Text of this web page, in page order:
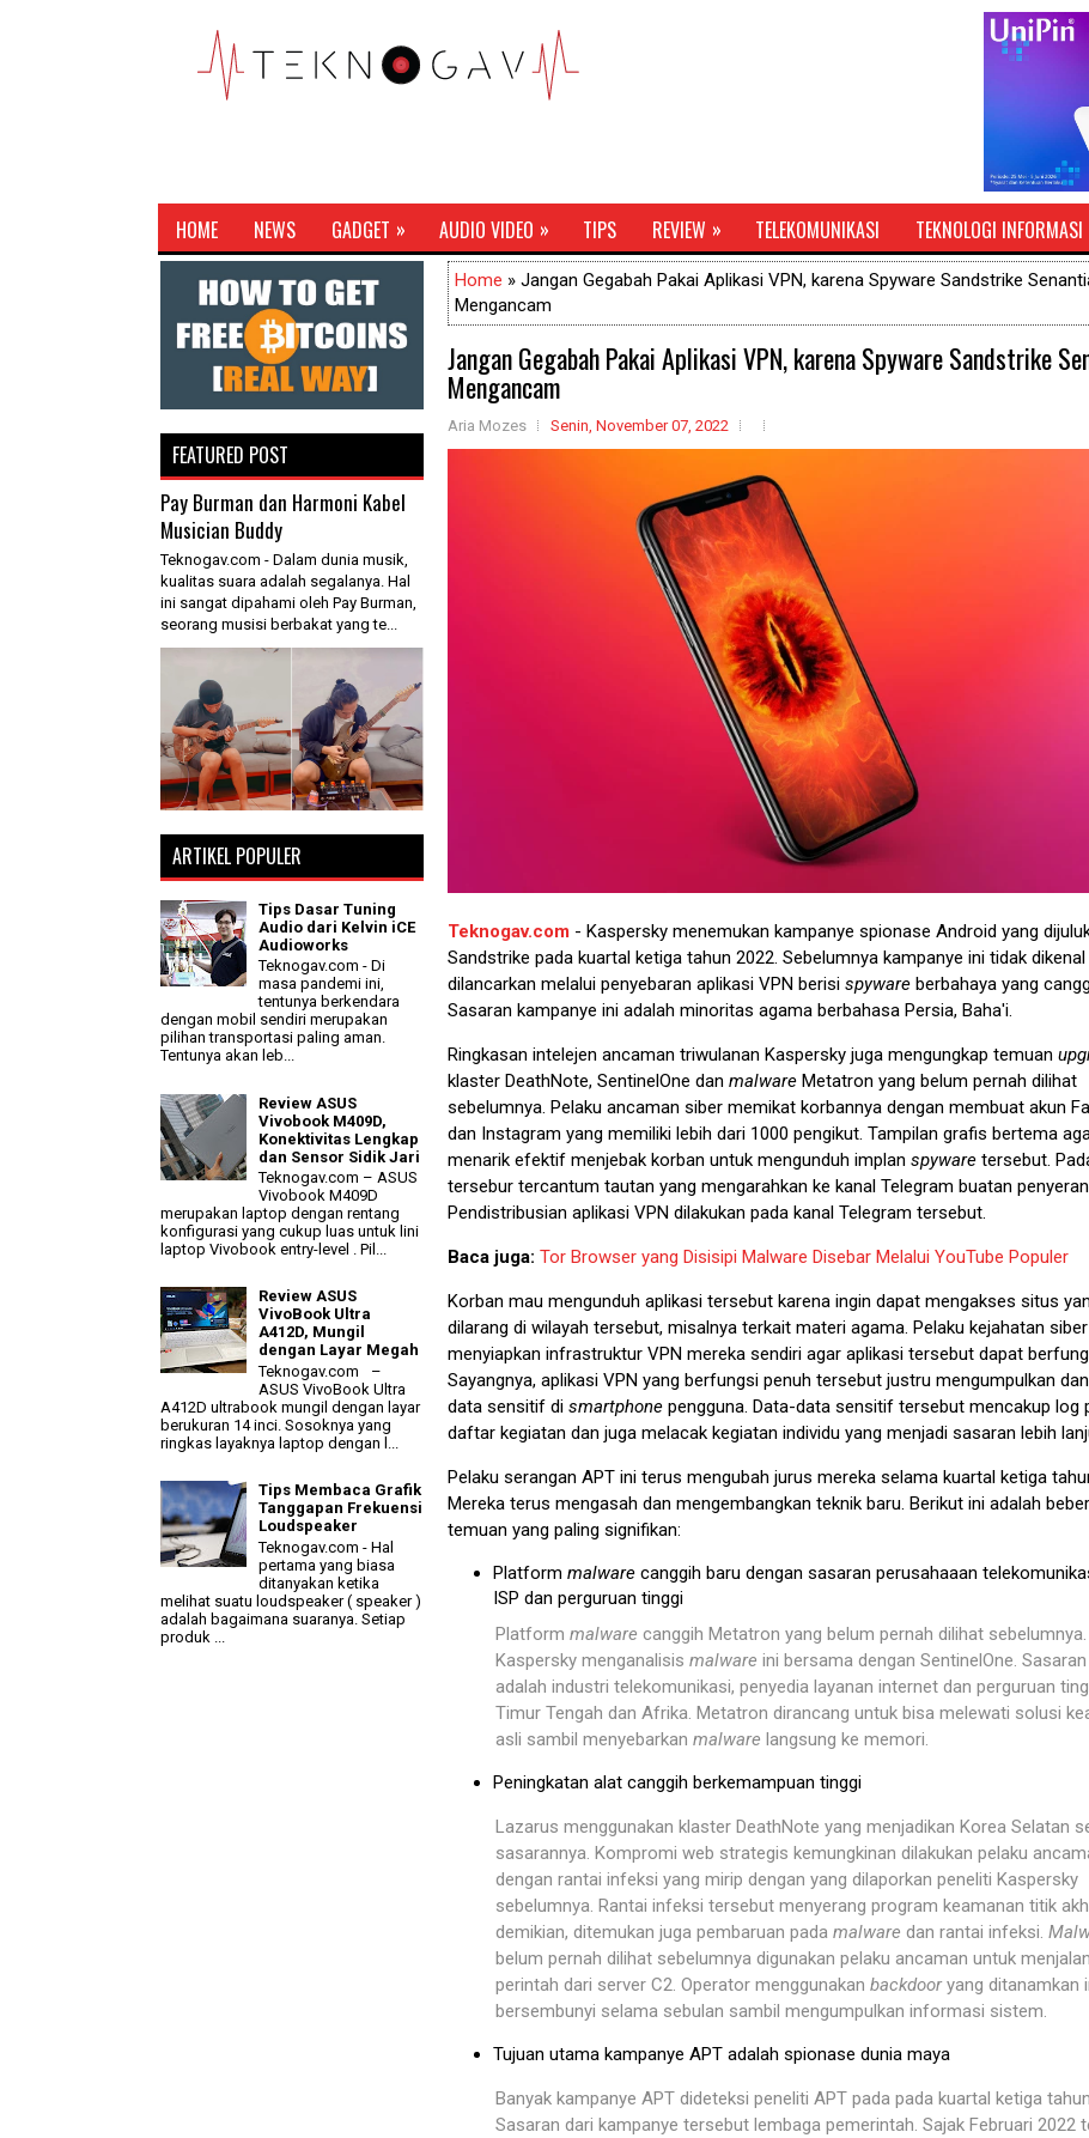
HOME NEWS GADGET » AUDIO VIDEO » TIPS REVIEW » TELEKOMUNIKASI TEKNOLOGI INFORMASI
Home » Jangan Gegabah Pakai Aplikasi VPN, karena Spyware Sandstrike
Mengancam
Jangan Gegabah Pakai Aplikasi VPN, karena Spyware Sandstrike
Mengancam
Aria Mozes Senin, November 07, 2022
Teknogav.com - Kaspersky menemukan kampanye spionase Android yang
Sandstrike pada kuartal ketiga tahun 2022. Sebelumnya kampanye ini tidak dikenal
dilancarkan melalui penyebaran aplikasi VPN berisi spyware berbahaya yang
Sasaran kampanye ini adalah minoritas agama berbahasa Persia, Baha'i.
Ringkasan intelejen ancaman triwulanan Kaspersky juga mengungkap temuan
klaster DeathNote, SentinelOne dan malware Metatron yang belum pernah dilihat
sebelumnya. Pelaku ancaman siber memikat korbannya dengan membuat akun
dan Instagram yang memiliki lebih dari 1000 pengikut. Tampilan grafis bertema
menarik efektif menjebak korban untuk mengunduh implan spyware tersebut.
tersebur tercantum tautan yang mengarahkan ke kanal Telegram buatan
Pendistribusian aplikasi VPN dilakukan pada kanal Telegram tersebut.
Baca juga: Tor Browser yang Disisipi Malware Disebar Melalui YouTube Populer
Korban mau mengunduh aplikasi tersebut karena ingin dapat mengakses situs
dilarang di wilayah tersebut, misalnya terkait materi agama. Pelaku kejahatan siber
menyiapkan infrastruktur VPN mereka sendiri agar aplikasi tersebut dapat
Sayangnya, aplikasi VPN yang berfungsi penuh tersebut justru mengumpulkan
data sensitif di smartphone pengguna. Data-data sensitif tersebut mencakup log
daftar kegiatan dan juga melacak kegiatan individu yang menjadi sasaran lebih
Pelaku serangan APT ini terus mengubah jurus mereka selama kuartal ketiga
Mereka terus mengasah dan mengembangkan teknik baru. Berikut ini adalah
temuan yang paling signifikan:
Platform malwarecanggih baru dengan sasaran perusahaaan
ISP dan perguruan tinggi
Platform malware canggih Metatron yang belum pernah dilihat
Kaspersky menganalisis malware ini bersama dengan SentinelOne.
adalah industri telekomunikasi, penyedia layanan internet dan perguruan
Timur Tengah dan Afrika. Metatron dirancang untuk bisa melewati solusi
asli sambil menyebarkan malware langsung ke memori.
Peningkatan alat canggih berkemampuan tinggi
Lazarus menggunakan klaster DeathNote yang menjadikan Korea Selatan
sasarannya. Kompromi web strategis kemungkinan dilakukan pelaku
dengan rantai infeksi yang mirip dengan yang dilaporkan peneliti Kaspersky
sebelumnya. Rantai infeksi tersebut menyerang program keamanan titik
demikian, ditemukan juga pembaruan pada malware dan rantai infeksi.
belum pernah dilihat sebelumnya digunakan pelaku ancaman untuk
perintah dari server C2. Operator menggunakan backdooryang ditanamkan
bersembunyi selama sebulan sambil mengumpulkan informasi sistem.
Tujuan utama kampanye APT adalah spionase dunia maya
Banyak kampanye APT dideteksi peneliti APT pada pada kuartal ketiga
Sasaran dari kampanye tersebut lembaga pemerintah. Sajak Februari 2022
FEATURED POST
Pay Burman dan Harmoni Kabel
Musician Buddy
Teknogav.com - Dalam dunia musik,
kualitas suara adalah segalanya. Hal
ini sangat dipahami oleh Pay Burman,
seorang musisi berbakat yang te...
ARTIKEL POPULER
Tips Dasar Tuning
Audio dari Kelvin iCE
Audioworks
Teknogav.com - Di
masa pandemi ini,
tentunya berkendara
dengan mobil sendiri merupakan
pilihan transportasi paling aman.
Tentunya akan leb...
Review ASUS
Vivobook M409D,
Konektivitas Lengkap
dan Sensor Sidik Jari
Teknogav.com – ASUS
Vivobook M409D
merupakan laptop dengan rentang
konfigurasi yang cukup luas untuk lini
laptop Vivobook entry-level . Pil...
Review ASUS
VivoBook Ultra
A412D, Mungil
dengan Layar Megah
Teknogav.com –
ASUS VivoBook Ultra
A412D ultrabook mungil dengan layar
berukuran 14 inci. Sosoknya yang
ringkas layaknya laptop dengan l...
Tips Membaca Grafik
Tanggapan Frekuensi
Loudspeaker
Teknogav.com - Hal
pertama yang biasa
ditanyakan ketika
melihat suatu loudspeaker ( speaker )
adalah bagaimana suaranya. Setiap
produk ...